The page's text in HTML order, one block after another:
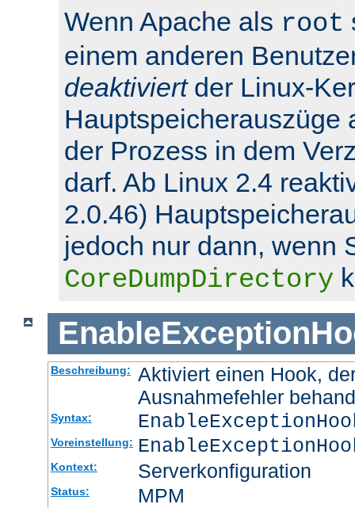
Wenn Apache als root
einem anderen
deaktiviertder Linux-
Hauptspeicherauszüge
der Prozess in dem
darf. Ab Linux 2.4
2.0.46)
jedoch nur dann, wenn
CoreDumpDirectory
Beschreibung:
Aktiviert einen Hook,
Ausnahmefehler
Syntax:
Voreinstellung:
Kontext: Serverkonfiguration
Status: MPM